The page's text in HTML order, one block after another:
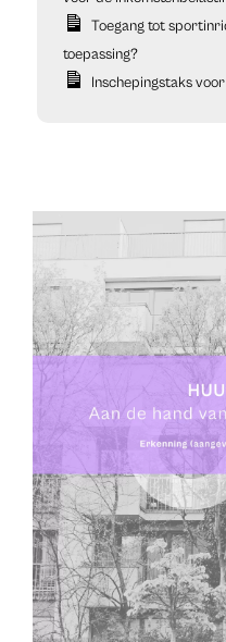
Toegang tot
toepassing?
Inschepingstaks